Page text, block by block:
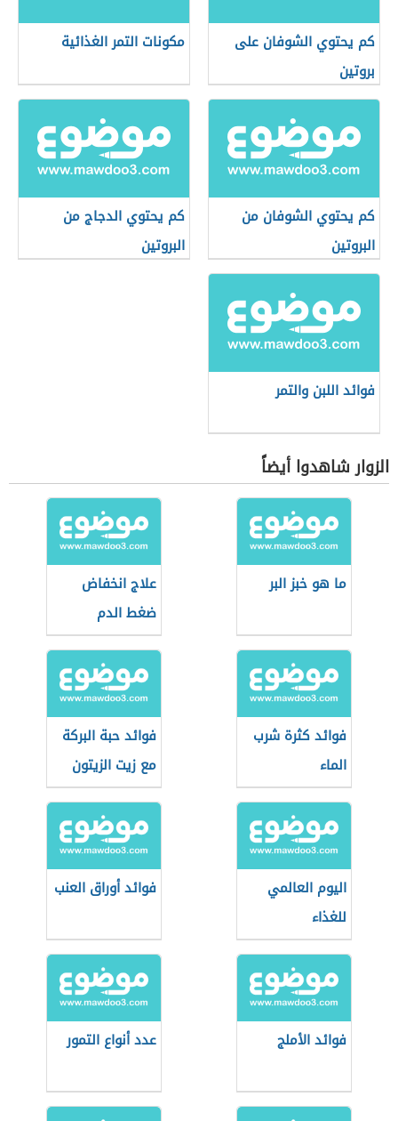
كم يحتوي الشوفان على
بروتين
مكونات التمر الغذائية
كم يحتوي الشوفان من
البروتين
كم يحتوي الدجاج من
البروتين
فوائد اللبن والتمر
الزوار شاهدوا أيضاً
ما هو خبز البر
علاج انخفاض
ضغط الدم
بالأغذية
فوائد كثرة شرب
الماء
فوائد حبة البركة
مع زيت الزيتون
اليوم العالمي
للغذاء
فوائد أوراق العنب
فوائد الأملج عدد أنواع التمور